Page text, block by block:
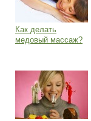
Как делать
медовый массаж?